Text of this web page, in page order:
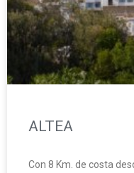
ALTEA
Con 8 Km. de costa